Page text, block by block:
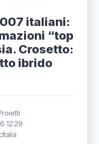
italiani:
“top
Crosetto:
ibrido
12:29